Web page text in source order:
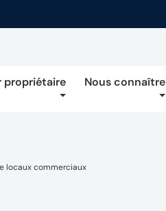
propriétaire Nous connaître
locaux commerciaux